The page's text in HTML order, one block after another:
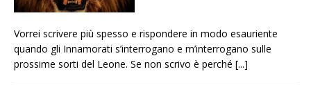
Vorrei scrivere più spesso e rispondere in modo esauriente
quando gli Innamorati s’interrogano e m’interrogano sulle
prossime sorti del Leone. Se non scrivo è perché [...]